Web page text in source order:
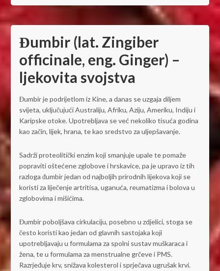
Đumbir (lat. Zingiber
officinale, eng. Ginger) –
ljekovita svojstva
Đumbir je podrijetlom iz Kine, a danas se uzgaja diljem
svijeta, uključujući Australiju, Afriku, Aziju, Ameriku, Indiju i
Karipske otoke. Upotrebljava se već nekoliko tisuća godina
kao začin, lijek, hrana, te kao sredstvo za uljepšavanje.
Sadrži proteolitički enzim koji smanjuje upale te pomaže
popraviti oštećene zglobove i hrskavice, pa je upravo iz tih
razloga đumbir jedan od najboljih prirodnih lijekova koji se
koristi za liječenje artritisa, uganuća, reumatizma i bolova u
zglobovima i mišićima.
Đumbir poboljšava cirkulaciju, posebno u zdjelici, stoga se
često koristi kao jedan od glavnih sastojaka koji
upotrebljavaju u formulama za spolni sustav muškaraca i
žena, te u formulama za menstrualne grčeve i PMS.
Razrjeđuje krv, snižava kolesterol i sprječava ugrušak krvi.